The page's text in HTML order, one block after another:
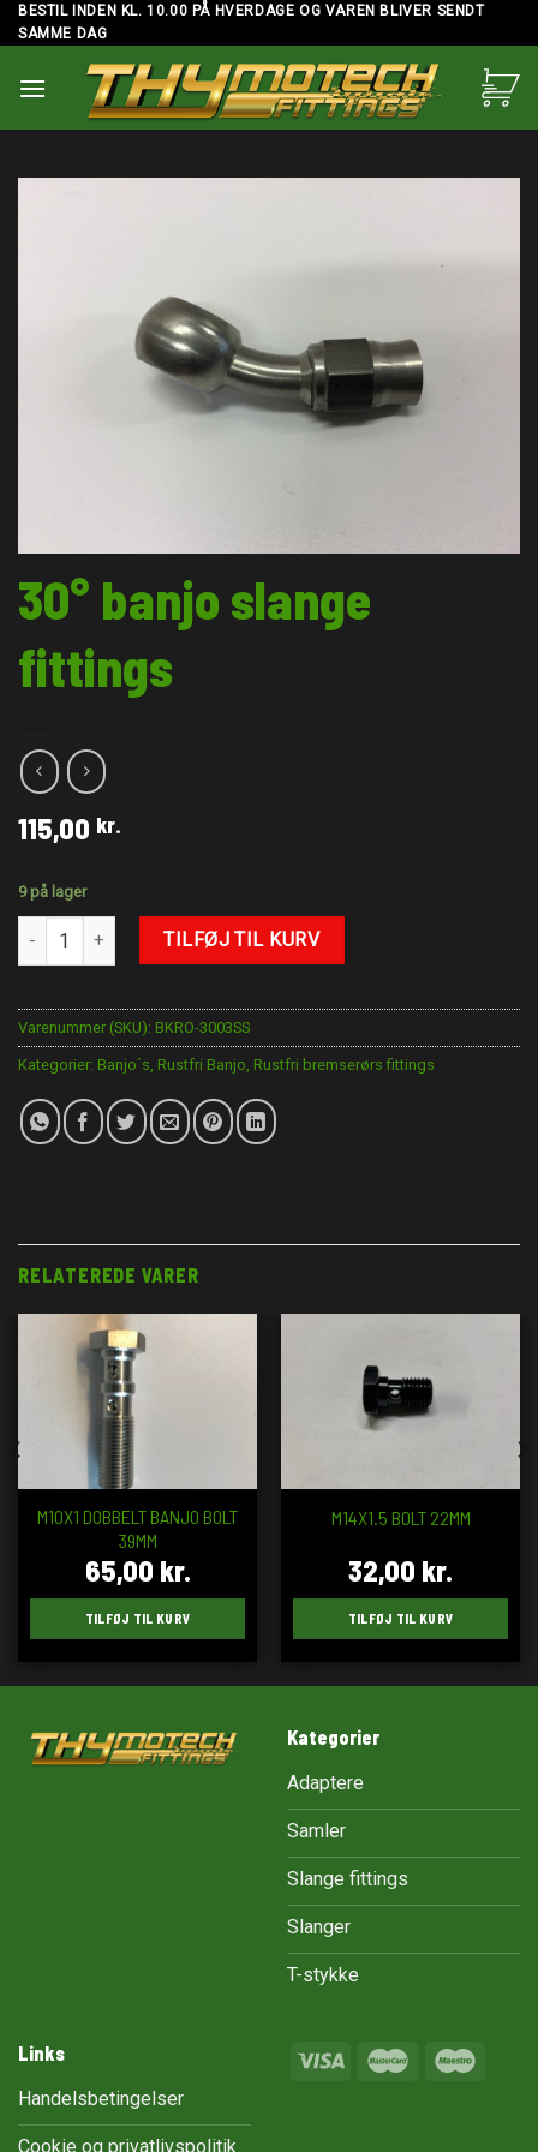
Skip
to
BESTIL INDEN KL. 10.00 PÅ HVERDAGE OG VAREN BLIVER SENDT
SAMME DAG
30° banjo slange
fittings
115,00 kr.
9 på lager
30° banjo slange fittings antal
TILFØJ TIL KURV
Varenummer (SKU): BKRO-3003SS
Kategorier: Banjo´s, Rustfri Banjo, Rustfri bremserørs fittings
RELATEREDE VARER
M10X1 DOBBELT BANJO BOLT
39MM
65,00 kr.
TILFØJ TIL KURV
M14X1.5 BOLT 22MM
32,00 kr.
TILFØJ TIL KURV
Kategorier
Adaptere
Samler
Slange fittings
Slanger
T-stykke
Links
Handelsbetingelser
Cookie og privatlivspolitik